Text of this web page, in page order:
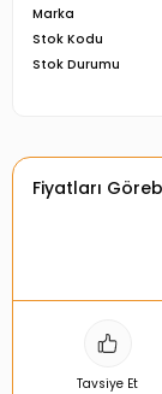
Marka
Stok Kodu
Stok Durumu
Fiyatları
Tavsiye Et